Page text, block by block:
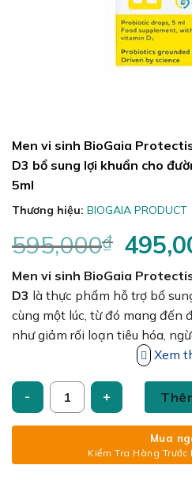
Men vi sinh BioGaia
D3 bổ sung lợi khuẩn cho
5ml
Thương hiệu: BIOGAIA PRODUCT
595,000₫ Giá
gốc
là:
Men vi sinh BioGaia
D3 là thực phẩm hỗ trợ bổ
cùng một lúc, từ đó mang đến
như giảm rối loạn tiêu hóa,
thời nâng cao sức đề kháng,
Xem
Men vi sinh BioGaia Protectis
Mua
Kiểm Tra Hàng Trước